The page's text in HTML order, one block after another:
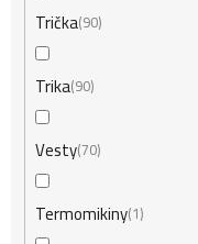
Trička 90
Trika 90
Vesty70
Termomikiny 1